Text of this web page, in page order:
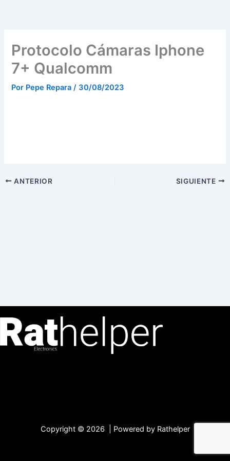
Protocolo Cámaras Iphone
7+ Qualcomm
Por Pepe Repara/ 30/08/2023
ANTERIOR SIGUIENTE
Copyright © 2026 | Powered by Rathelper